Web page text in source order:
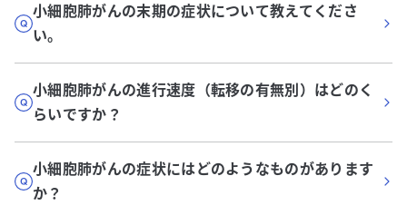
小細胞肺がんの末期の症状について教えてくださ
い。
小細胞肺がんの進行速度（転移の有無別）はどのく
らいですか？
小細胞肺がんの症状にはどのようなものがあります
か？